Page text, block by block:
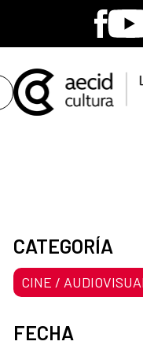
CATEGORÍA
CINE /
FECHA